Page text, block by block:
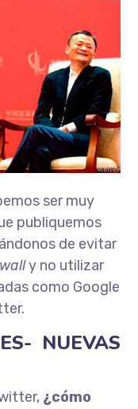
ser muy
publiquemos
de evitar
y no utilizar
como Google
NUEVAS
¿cómo